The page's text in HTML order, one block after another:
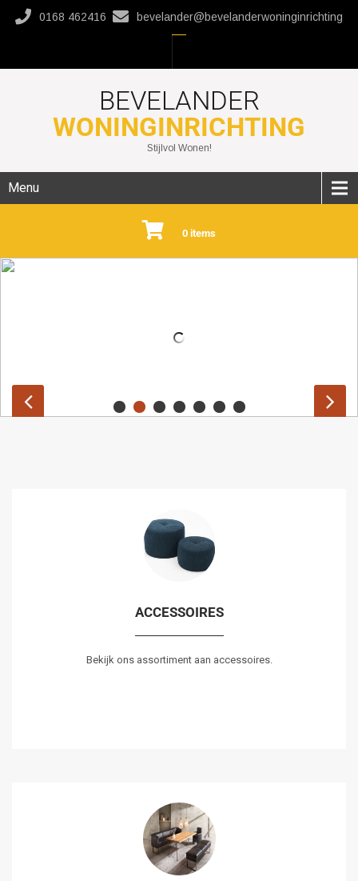
0168 462416 bevelander@bevelanderwoninginrichting
BEVELANDER
WONINGINRICHTING
Stijlvol Wonen!
Menu
0 items
ACCESSOIRES
Bekijk ons assortiment aan accessoires.